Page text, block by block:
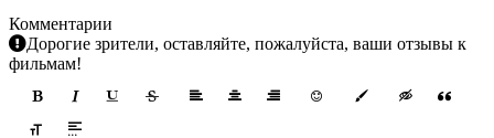
Комментарии
Дорогие зрители, оставляйте, пожалуйста, ваши отзывы к
фильмам!